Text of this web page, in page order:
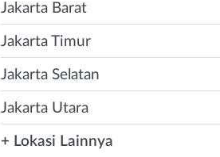
Jakarta Barat
Jakarta Timur
Jakarta Selatan
Jakarta Utara
+ Lokasi Lainnya